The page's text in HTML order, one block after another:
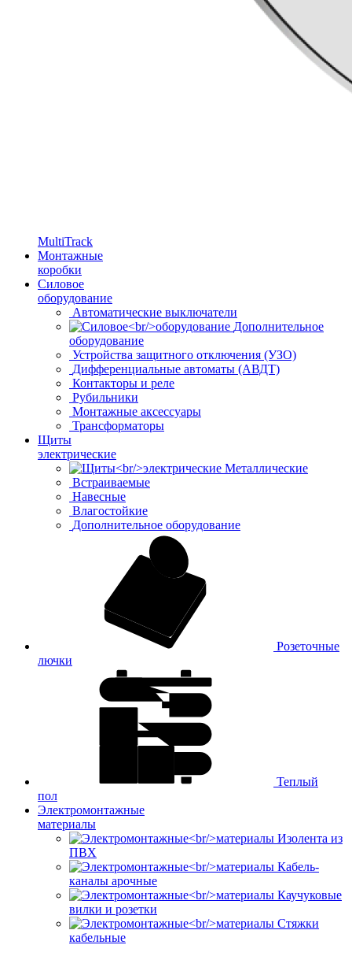
MultiTrack
Монтажные
коробки
Силовое
оборудование
Автоматические выключатели
Дополнительное
оборудование
Устройства защитного отключения (УЗО)
Дифференциальные автоматы (АВДТ)
Контакторы и реле
Рубильники
Монтажные аксессуары
Трансформаторы
Щиты
электрические
Металлические
Встраиваемые
Навесные
Влагостойкие
Дополнительное оборудование
Розеточные
лючки
Теплый
пол
Электромонтажные
материалы
Изолента из
ПВХ
Кабель-
каналы арочные
Каучуковые
вилки и розетки
Стяжки
кабельные